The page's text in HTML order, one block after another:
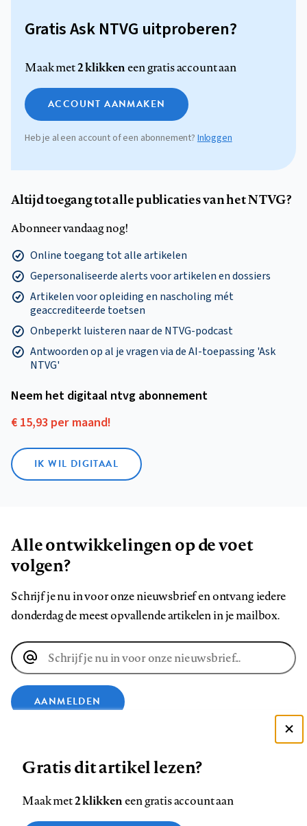
Gratis Ask NTVG uitproberen?
Maak met2 klikkeneen gratis account aan
ACCOUNT AANMAKEN
Heb je al een account of een abonnement?Inloggen
Altijd toegang tot alle publicaties van het NTVG?
Abonneer vandaag nog!
Online toegang tot alle artikelen
Gepersonaliseerde alerts voor artikelen en dossiers
Artikelen voor opleiding en nascholing mét
geaccrediteerde toetsen
Onbeperkt luisteren naar de NTVG-podcast
Antwoorden op al je vragen via de AI-toepassing 'Ask
NTVG'
Neem het digitaal ntvg abonnement
€ 15,93 per maand!
IK WIL DIGITAAL
Alle ontwikkelingen op de voet
volgen?
Schrijf je nu in voor onze nieuwsbrief en ontvang iedere
donderdag de meest opvallende artikelen in je mailbox.
E-
mailadres
AANMELDEN
ons
Zie onze cookie policy
Gratis dit artikel lezen?
Maak met2 klikkeneen gratis account aan